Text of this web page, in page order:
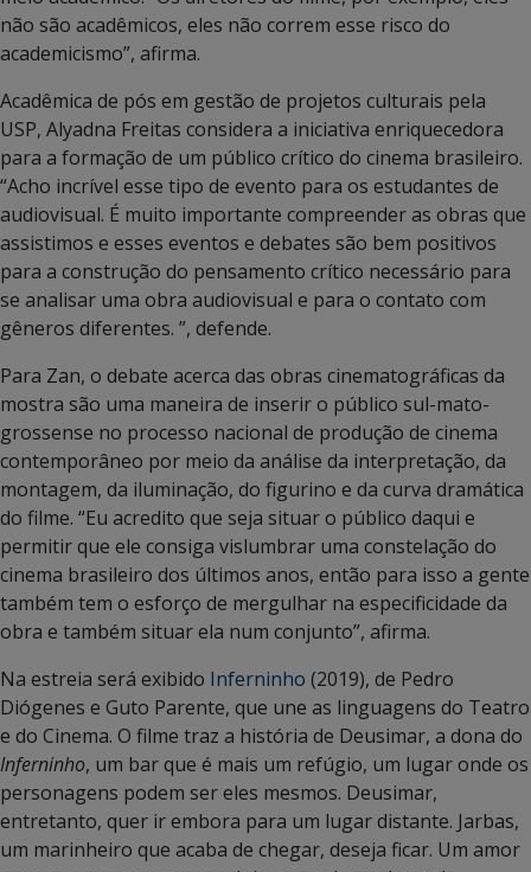
não são acadêmicos, eles não correm esse risco do
academicismo”, afirma.
Acadêmica de pós em gestão de projetos culturais pela
USP, Alyadna Freitas considera a iniciativa enriquecedora
para a formação de um público crítico do cinema brasileiro.
“Acho incrível esse tipo de evento para os estudantes de
audiovisual. É muito importante compreender as obras que
assistimos e esses eventos e debates são bem positivos
para a construção do pensamento crítico necessário para
se analisar uma obra audiovisual e para o contato com
gêneros diferentes. ”, defende.
Para Zan, o debate acerca das obras cinematográficas da
mostra são uma maneira de inserir o público sul-mato-
grossense no processo nacional de produção de cinema
contemporâneo por meio da análise da interpretação, da
montagem, da iluminação, do figurino e da curva dramática
do filme. “Eu acredito que seja situar o público daqui e
permitir que ele consiga vislumbrar uma constelação do
cinema brasileiro dos últimos anos, então para isso a gente
também tem o esforço de mergulhar na especificidade da
obra e também situar ela num conjunto”, afirma.
Na estreia será exibido Inferninho (2019), de Pedro
Diógenes e Guto Parente, que une as linguagens do Teatro
e do Cinema. O filme traz a história de Deusimar, a dona do
Inferninho, um bar que é mais um refúgio, um lugar onde os
personagens podem ser eles mesmos. Deusimar,
entretanto, quer ir embora para um lugar distante. Jarbas,
um marinheiro que acaba de chegar, deseja ficar. Um amor